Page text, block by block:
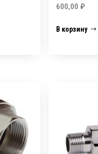
600,00₽
В корзину